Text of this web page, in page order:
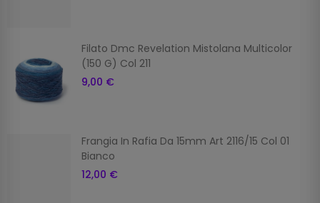
Filato Dmc Revelation Mistolana Multicolor
(150 G) Col 211
9,00 €
Frangia In Rafia Da 15mm Art 2116/15 Col 01
Bianco
12,00 €